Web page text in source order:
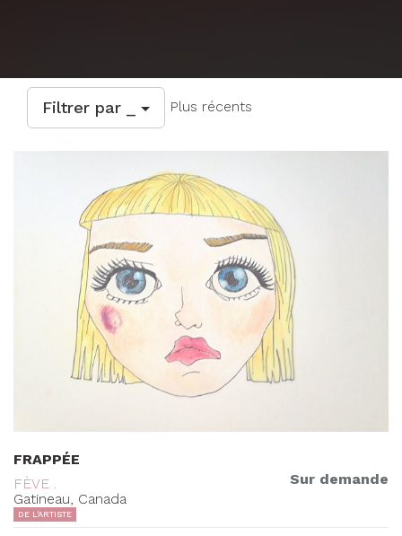
Filtrer par _ Plus récents
FRAPPÉE
FÈVE .
Gatineau, Canada
Sur demande
DE L'ARTISTE